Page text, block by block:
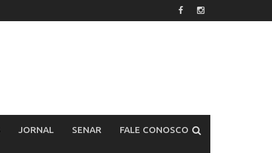
JORNAL SENAR FALE CONOSCO